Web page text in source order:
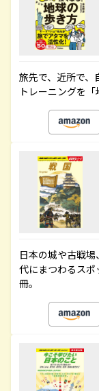
旅先で、近所で、
トレーニングを
日本の城や古戦
代にまつわるス
冊。